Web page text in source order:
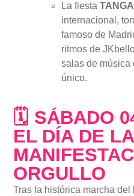
La fiesta
internacional,
famoso de
ritmos de
salas de música
único.
🗓 SÁBADO
EL DÍA DE
ORGULLO
Tras la histórica marcha del